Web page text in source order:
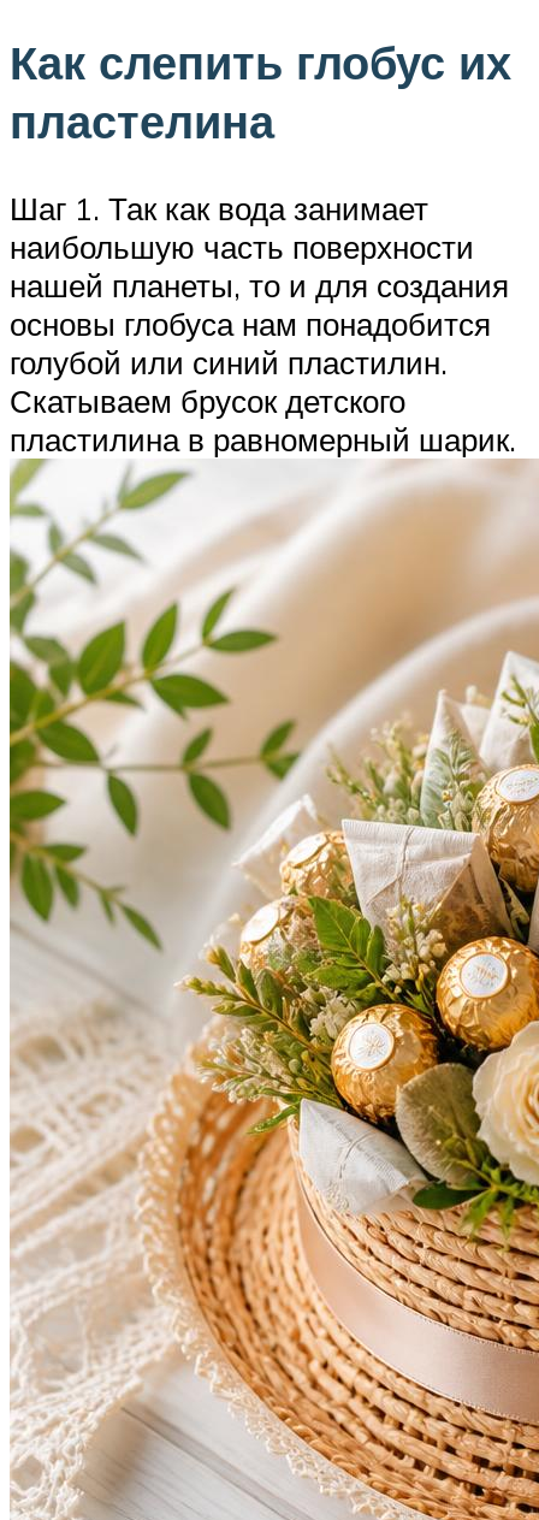
Как слепить глобус их
пластелина
Шаг 1. Так как вода занимает
наибольшую часть поверхности
нашей планеты, то и для создания
основы глобуса нам понадобится
голубой или синий пластилин.
Скатываем брусок детского
пластилина в равномерный шарик.